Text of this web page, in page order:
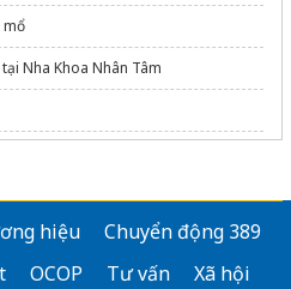
tại Nha Khoa Nhân Tâm
hiệu
Chuyển động 389
OCOP Tư vấn
Xã hội